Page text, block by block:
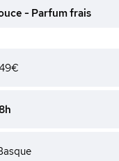
- Parfum frais